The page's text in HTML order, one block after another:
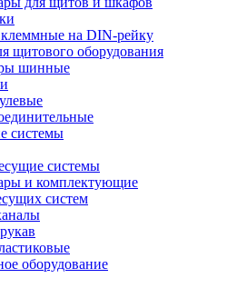
на DIN-рейку
щитового оборудования
шинные
системы
системы
и комплектующие
систем
оборудование